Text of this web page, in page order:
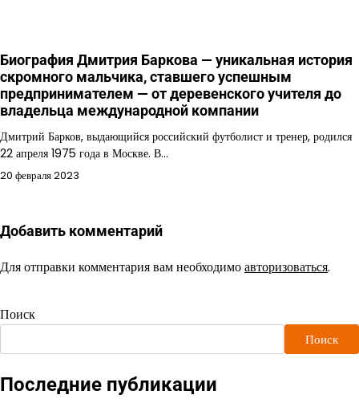
Биография Дмитрия Баркова — уникальная история
скромного мальчика, ставшего успешным
предпринимателем — от деревенского учителя до
владельца международной компании
Дмитрий Барков, выдающийся российский футболист и тренер, родился
22 апреля 1975 года в Москве. В…
20 февраля 2023
Добавить комментарий
Для отправки комментария вам необходимоавторизоваться.
Поиск
Поиск
Последние публикации